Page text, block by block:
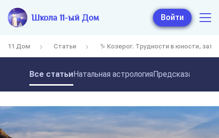
Школа 11-ый Дом Войти
11 Дом Статьи ♑ Козерог. Трудности в юности,
Все статьиНатальная астрология